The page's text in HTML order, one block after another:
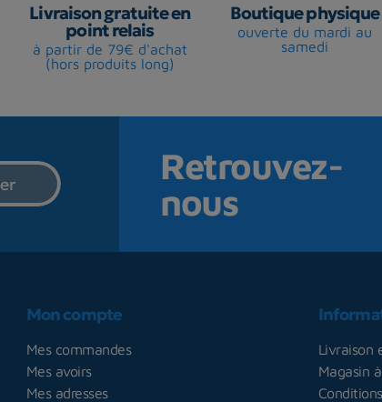
Livraison gratuite en
point relais
à partir de 79€ d'achat
(hors produits long)
Boutique physique
ouverte du mardi au
samedi
Retrouvez-
nous
Mon compte
Mes commandes
Mes avoirs
Mes adresses
Livraison
Magasin